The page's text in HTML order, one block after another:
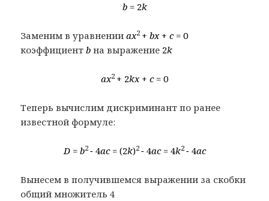
b = 2k
Заменим в уравненииax2 +bx +c = 0
коэффициентb на выражение 2k
ax2 + 2kx + c = 0
Теперь вычислим дискриминант по ранее
известной формуле:
D = b2 − 4ac = (2k)2 − 4ac = 4k2 − 4ac
Вынесем в получившемся выражении за скобки
общий множитель 4